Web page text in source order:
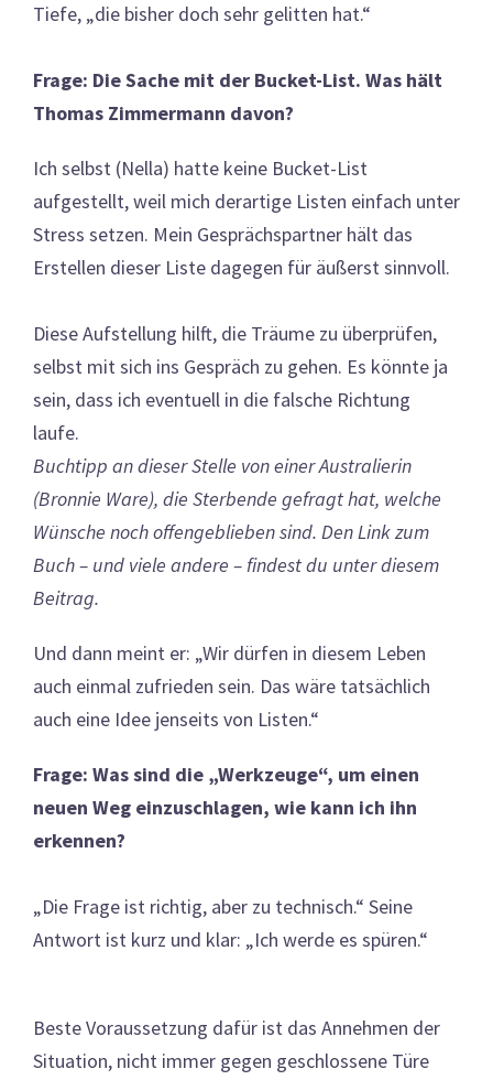
Tiefe, „die bisher doch sehr gelitten hat.“
Frage: Die Sache mit der Bucket-List. Was hält
Thomas Zimmermann davon?
Ich selbst (Nella) hatte keine Bucket-List
aufgestellt, weil mich derartige Listen einfach unter
Stress setzen. Mein Gesprächspartner hält das
Erstellen dieser Liste dagegen für äußerst sinnvoll.
Diese Aufstellung hilft, die Träume zu überprüfen,
selbst mit sich ins Gespräch zu gehen. Es könnte ja
sein, dass ich eventuell in die falsche Richtung
laufe.
Buchtipp an dieser Stelle von einer Australierin
(Bronnie Ware), die Sterbende gefragt hat, welche
Wünsche noch offengeblieben sind. Den Link zum
Buch – und viele andere – findest du unter diesem
Beitrag.
Und dann meint er: „Wir dürfen in diesem Leben
auch einmal zufrieden sein. Das wäre tatsächlich
auch eine Idee jenseits von Listen.“
Frage: Was sind die „Werkzeuge“, um einen
neuen Weg einzuschlagen, wie kann ich ihn
erkennen?
„Die Frage ist richtig, aber zu technisch.“ Seine
Antwort ist kurz und klar: „Ich werde es spüren.“
Beste Voraussetzung dafür ist das Annehmen der
Situation, nicht immer gegen geschlossene Türe